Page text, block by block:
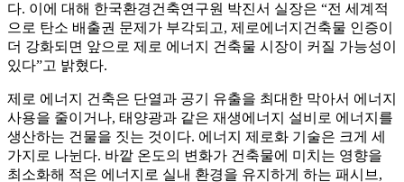
다. 이에 대해 한국환경건축연구원 박진서 실장은 “전 세계적
으로 탄소 배출권 문제가 부각되고, 제로에너지건축물 인증이
더 강화되면 앞으로 제로 에너지 건축물 시장이 커질 가능성이
있다”고 밝혔다.
제로 에너지 건축은 단열과 공기 유출을 최대한 막아서 에너지
사용을 줄이거나, 태양광과 같은 재생에너지 설비로 에너지를
생산하는 건물을 짓는 것이다. 에너지 제로화 기술은 크게 세
가지로 나뉜다. 바깥 온도의 변화가 건축물에 미치는 영향을
최소화해 적은 에너지로 실내 환경을 유지하게 하는 패시브,